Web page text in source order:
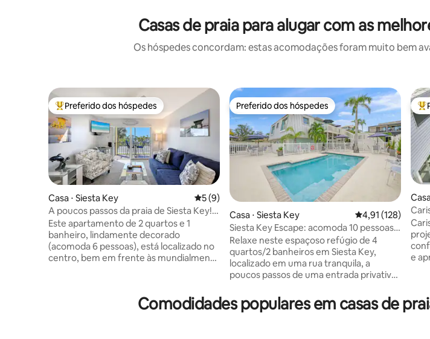
Casas de praia para alugar com as
Os hóspedes concordam: estas acomodações foram muito bem
Entre os melhores preferidos dos hóspedes
Preferido dos hóspedes
Casa ⋅ Siesta Key 5 de uma avaliação média de 5, 9 avaliações
5 (9)
A poucos passos da praia de Siesta Key!
Varanda com vista para o pôr do sol!
Este apartamento de 2 quartos e 1
banheiro, lindamente decorado
(acomoda 6 pessoas), está localizado no
centro, bem em frente às mundialmente
pôr do sol espetaculares no Golfo do
Preferido dos hóspedes
Preferido dos hóspedes
Casa ⋅ Siesta Key 4,91 de uma
4,91 (128)
Siesta Key Escape: acomoda 10 pessoas -
piscina - praia fechada!
Relaxe neste espaçoso refúgio de 4
quartos/2 banheiros em Siesta Key,
localizado em uma rua tranquila, a
poucos passos de uma entrada privativa
compartilhada em estilo resort quando
não estiver na praia e, em seguida, vá aos
de
e
de
Comodidades populares em casas de